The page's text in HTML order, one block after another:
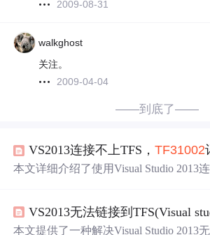
2009-08-31
walkghost
关注。
2009-04-04
——到底了——
VS2013连接不上TFS，TF31002
本文详细介绍了使用Visual Studio 2013
设置不当等，为开发者提供了实用的故
VS2013无法链接到TFS(Visual
本文提供了一种解决Visual Studio 2013